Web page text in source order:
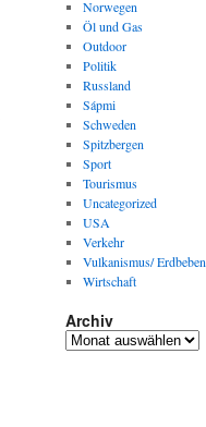
Norwegen
Öl und Gas
Outdoor
Politik
Russland
Sápmi
Schweden
Spitzbergen
Sport
Tourismus
Uncategorized
USA
Verkehr
Vulkanismus/ Erdbeben
Wirtschaft
Archiv
Archiv